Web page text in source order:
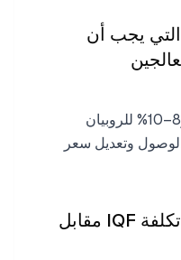
التي يجب أن
نوصي 6–8% للفيليه والقطع، و8–10% للروبيان
±1% عند الوصول وتعديل سعر
ما صيغة بسيطة لمقارنة تكلفة IQF مقابل